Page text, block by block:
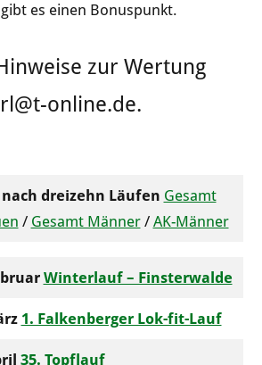
es einen Bonuspunkt.
zur Wertung
online.de.
dreizehn Läufen Gesamt
/ Gesamt Männer/ AK-Männer
Winterlauf – Finsterwalde
1. Falkenberger Lok-fit-Lauf
35. Topflauf